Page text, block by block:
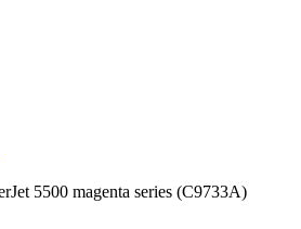
5500 magenta series (C9733A)